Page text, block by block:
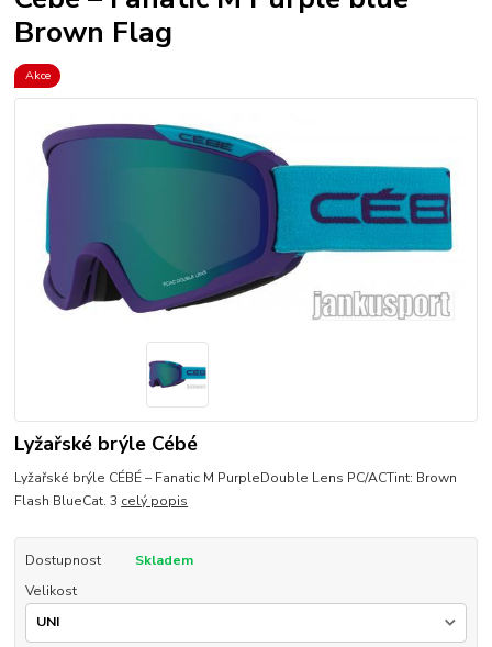
Brown Flag
Akce
Lyžařské brýle Cébé
Lyžařské brýle CÉBÉ – Fanatic M PurpleDouble Lens PC/ACTint: Brown
Flash BlueCat. 3 celý popis
Dostupnost
Skladem
Velikost